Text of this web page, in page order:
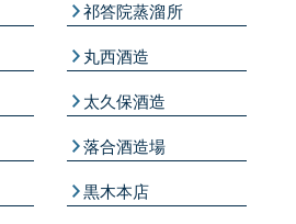
祁答院蒸溜所
丸西酒造
太久保酒造
落合酒造場
黒木本店